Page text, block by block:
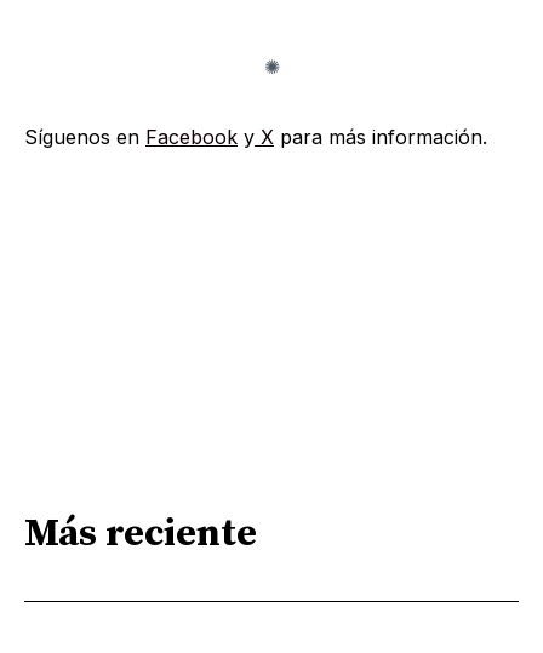
Síguenos en Facebook y X para más información.
Más reciente